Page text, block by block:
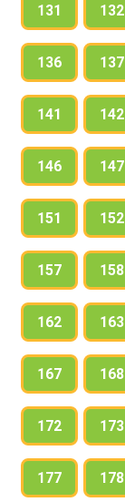
131 132
136 137
141 142
146 147
151 152
157 158
162 163
167 168
172 173
177 178